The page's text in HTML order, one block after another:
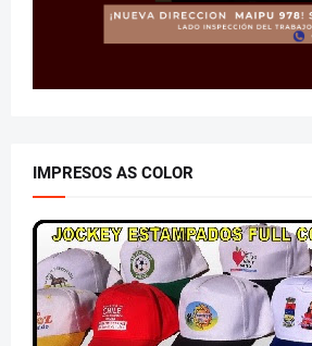
IMPRESOS AS COLOR